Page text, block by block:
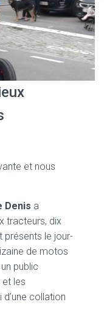
et nous
Denis a
tracteurs, dix
présents le jour-
de motos
public
et les
collation